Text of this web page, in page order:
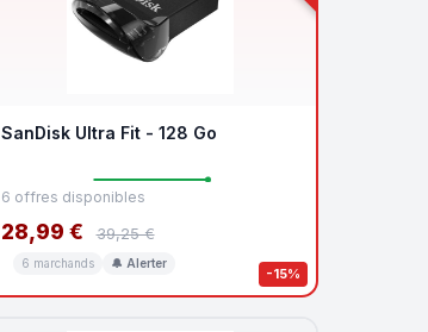
-15%
SanDisk Ultra Fit - 128 Go
6 offres disponibles
28,99 € 39,25 €
6 marchands 🔔 Alerter